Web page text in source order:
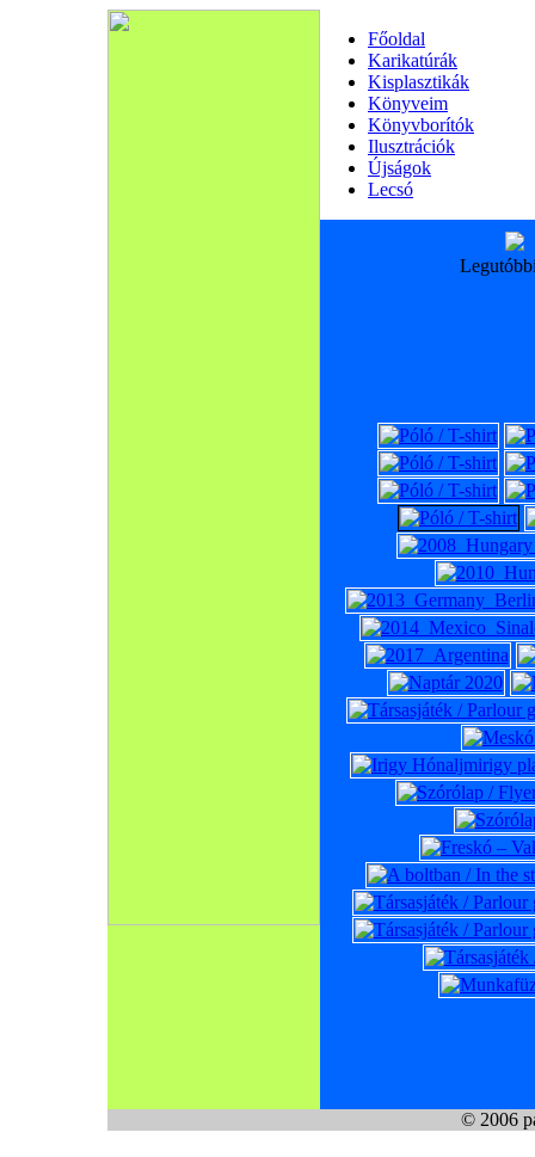
Főoldal
Karikatúrák
Kisplasztikák
Könyveim
Könyvborítók
Ilusztrációk
Újságok
Lecsó
© 2006